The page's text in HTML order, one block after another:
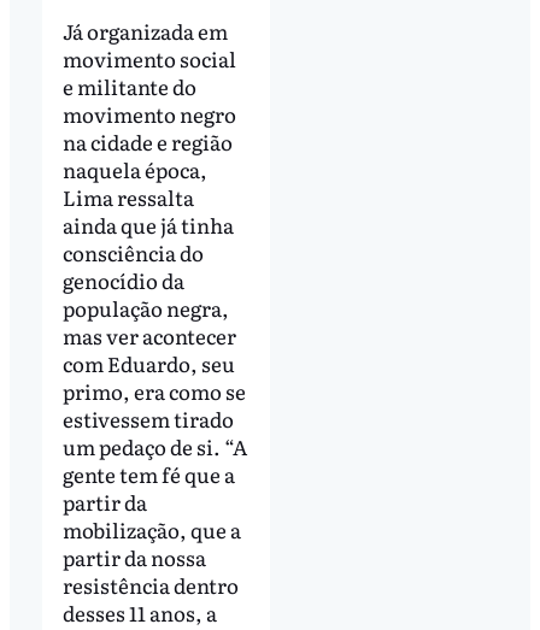
Já organizada em
movimento social
e militante do
movimento negro
na cidade e região
naquela época,
Lima ressalta
ainda que já tinha
consciência do
genocídio da
população negra,
mas ver acontecer
com Eduardo, seu
primo, era como se
estivessem tirado
um pedaço de si. “A
gente tem fé que a
partir da
mobilização, que a
partir da nossa
resistência dentro
desses 11 anos, a